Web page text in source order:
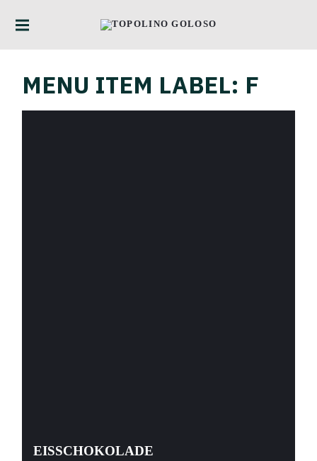
GOLOSO
MENU ITEM LABEL: F
EISSCHOKOLADE